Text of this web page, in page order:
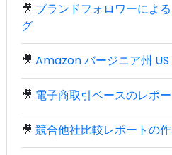
🎥 ブランドフォロワーによ
グ
🎥 Amazon バージニア州 US
🎥 電子商取引ベースのレポ
🎥 競合他社比較レポートの